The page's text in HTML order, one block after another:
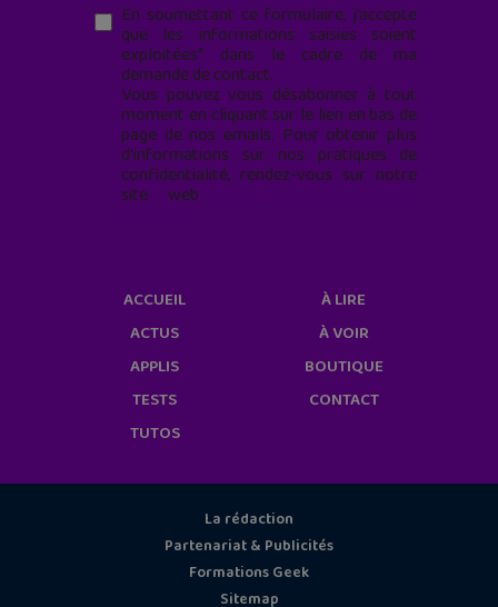
En soumettant ce formulaire, j’accepte
que les informations saisies soient
exploitées* dans le cadre de ma
demande de contact.
Vous pouvez vous désabonner à tout
moment en cliquant sur le lien en bas de
page de nos emails. Pour obtenir plus
d'informations sur nos pratiques de
confidentialité, rendez-vous sur notre
site web
ACCUEIL
ACTUS
APPLIS
TESTS
TUTOS
À LIRE
À VOIR
BOUTIQUE
CONTACT
La rédaction
Partenariat & Publicités
Formations Geek
Sitemap